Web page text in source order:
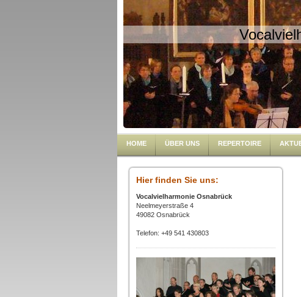
HOME ÜBER UNS REPERTOIRE
Hier finden Sie uns:
Vocalvielharmonie Osnabrück
Neelmeyerstraße 4
49082 Osnabrück
Telefon: +49 541 430803